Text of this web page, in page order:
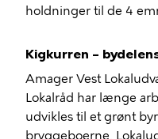
holdninger til de 4
Kigkurren –
Amager Vest
Lokalråd har længe
udvikles til et grønt
bryggeboerne.